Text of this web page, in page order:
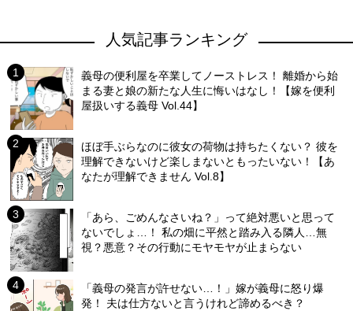
人気記事ランキング
義母の便利屋を卒業してノーストレス！ 離婚から始
まる妻と娘の新たな人生に悔いはなし！【嫁を便利
屋扱いする義母 Vol.44】
ほぼ手ぶらなのに彼女の荷物は持ちたくない？ 彼を
理解できないけど楽しまないともったいない！【あ
なたが理解できません Vol.8】
「あら、ごめんなさいね？」って絶対悪いと思って
ないでしょ…！ 私の畑に平然と踏み入る隣人…無
視？悪意？その行動にモヤモヤが止まらない
「義母の発言が許せない…！」嫁が義母に怒り爆
発！ 夫は仕方ないと言うけれど諦めるべき？